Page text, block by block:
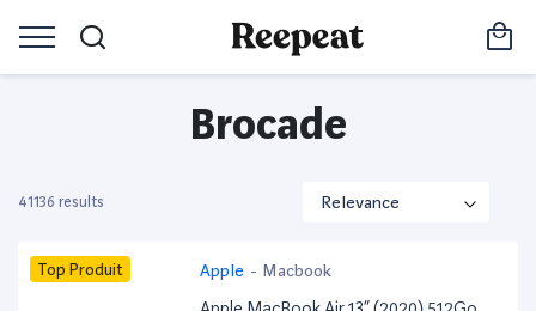
Brocade
41136 results
Top Produit Apple - Macbook